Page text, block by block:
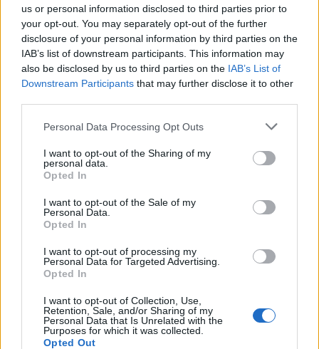
us or personal information disclosed to third parties prior to
your opt-out. You may separately opt-out of the further
disclosure of your personal information by third parties on the
IAB’s list of downstream participants. This information may
also be disclosed by us to third parties on the IAB’s List of
Downstream Participants that may further disclose it to other
Please note that this website/app uses one or more Google
not limited to your visit or usage behaviour. You may click to
grant or deny consent to Google and its third-party tags to
use your data for below specified purposes in below Google
consent section.
Personal Data Processing Opt Outs
I want to opt-out of the Sharing of my
personal data.
Opted In
I want to opt-out of the Sale of my
Personal Data.
Opted In
I want to opt-out of processing my
Personal Data for Targeted Advertising.
Opted In
I want to opt-out of Collection, Use,
Retention, Sale, and/or Sharing of my
Personal Data that Is Unrelated with the
Purposes for which it was collected.
Opted Out
Continua a leggere
ESG NEWS